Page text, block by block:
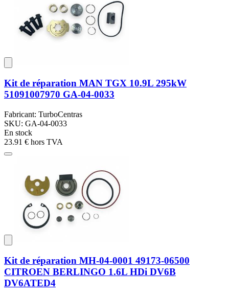
Kit de réparation MAN TGX 10.9L 295kW
51091007970 GA-04-0033
Fabricant: TurboCentras
SKU: GA-04-0033
En stock
23.91 € hors TVA
Kit de réparation MH-04-0001 49173-06500
CITROEN BERLINGO 1.6L HDi DV6B
DV6ATED4